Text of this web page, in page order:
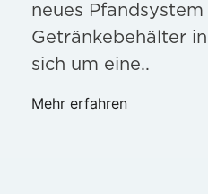
neues
Getränkebehälter
sich um eine..
Mehr erfahren